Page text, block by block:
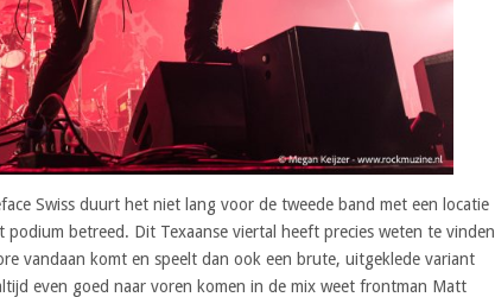
Swiss duurt het niet lang voor de tweede band met een locatie
podium betreed. Dit Texaanse viertal heeft precies weten te vinden
vandaan komt en speelt dan ook een brute, uitgeklede variant
even goed naar voren komen in de mix weet frontman Matt